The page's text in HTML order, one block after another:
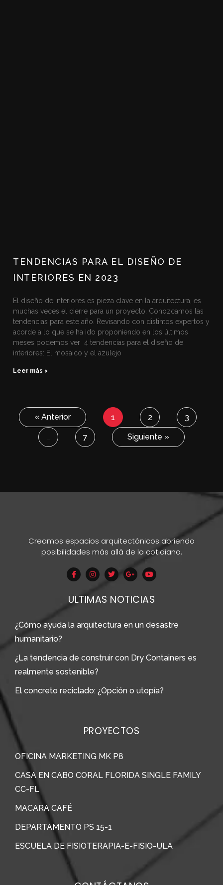
TENDENCIAS PARA EL DISEÑO DE
INTERIORES EN 2023
El diseño de interiores es pieza clave en la arquitectura, es
muchas veces el cierre para un proyecto. Conozcamos las
tendencias para este año. Revisando con distintos expertos y
acorde a lo que se ha ido proponiendo en los últimos
meses podemos ver 4 tendencias para el diseño de
interiores: El mosaico y el azulejo
Leer más >
« Anterior 1 2 3
7 Siguiente »
Creamos espacios arquitectónicos abriendo
posibilidades más allá de lo cotidiano.
ULTIMAS NOTICIAS
¿Cómo ayuda la arquitectura en un desastre
humanitario?
¿La tendencia de construir con Dry Containers es
realmente sostenible?
El concreto reciclado: ¿Opción o utopía?
PROYECTOS
OFICINA MARKETING MK P8
CASA EN CABO CORAL FLORIDA SINGLE FAMILY
CC-FL
MACARA CAFÉ
DEPARTAMENTO PS 15-1
ESCUELA DE FISIOTERAPIA-E-FISIO-ULA